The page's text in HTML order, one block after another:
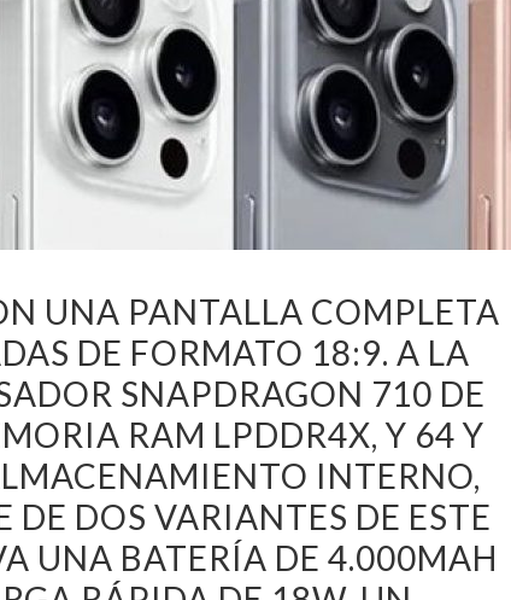
UNA PANTALLA COMPLETA
DE FORMATO 18:9. A LA
SNAPDRAGON 710 DE
RAM LPDDR4X, Y 64 Y
INTERNO,
DE DOS VARIANTES DE ESTE
UNA BATERÍA DE 4.000MAH